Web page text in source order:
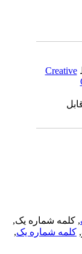
شماره یک,
شماره یک,